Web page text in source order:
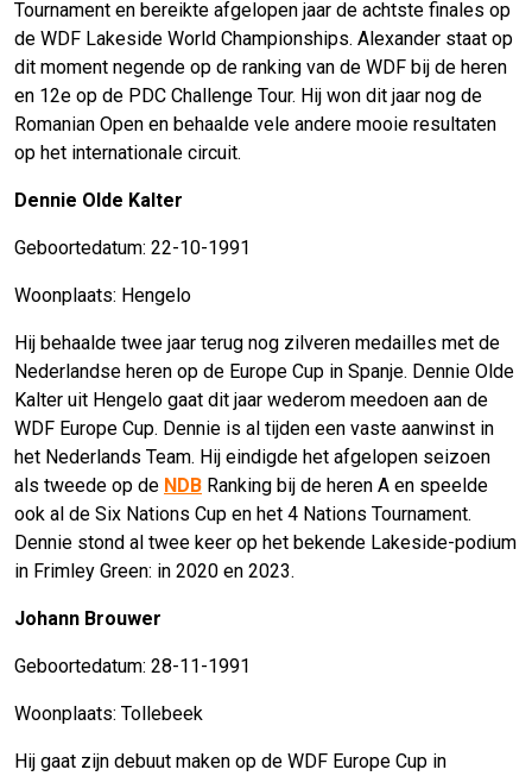
Tournament en bereikte afgelopen jaar de achtste finales op
de WDF Lakeside World Championships. Alexander staat op
dit moment negende op de ranking van de WDF bij de heren
en 12e op de PDC Challenge Tour. Hij won dit jaar nog de
Romanian Open en behaalde vele andere mooie resultaten
op het internationale circuit.
Dennie Olde Kalter
Geboortedatum: 22-10-1991
Woonplaats: Hengelo
Hij behaalde twee jaar terug nog zilveren medailles met de
Nederlandse heren op de Europe Cup in Spanje. Dennie Olde
Kalter uit Hengelo gaat dit jaar wederom meedoen aan de
WDF Europe Cup. Dennie is al tijden een vaste aanwinst in
het Nederlands Team. Hij eindigde het afgelopen seizoen
als tweede op de NDB Ranking bij de heren A en speelde
ook al de Six Nations Cup en het 4 Nations Tournament.
Dennie stond al twee keer op het bekende Lakeside-podium
in Frimley Green: in 2020 en 2023.
Johann Brouwer
Geboortedatum: 28-11-1991
Woonplaats: Tollebeek
Hij gaat zijn debuut maken op de WDF Europe Cup in